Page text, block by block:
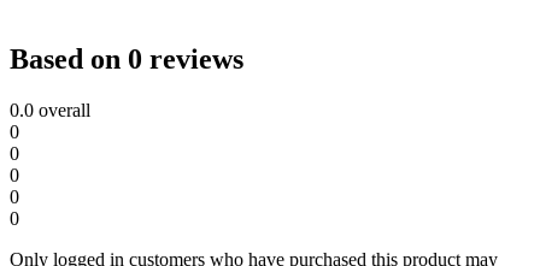
Based on 0 reviews
0.0 overall
0
0
0
0
0
Only logged in customers who have purchased this product may